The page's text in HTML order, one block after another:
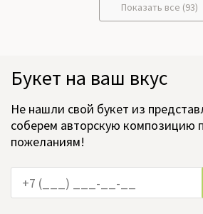
Показать все (93)
Букет на ваш вкус
Не нашли свой букет из
соберем авторскую композицию
пожеланиям!